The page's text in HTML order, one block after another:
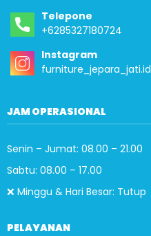
Telepone
+6285327180724
Instagram
furniture_jepara_jati.id
JAM OPERASIONAL
Senin – Jumat: 08.00 – 21.00
Sabtu: 08.00 – 17.00
❌ Minggu & Hari Besar: Tutup
PELAYANAN